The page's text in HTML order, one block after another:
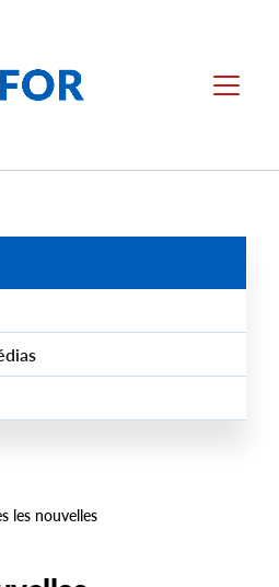
Menu
les nouvelles